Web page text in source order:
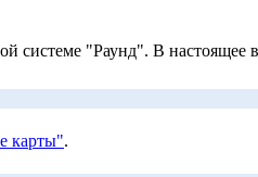
системе "Раунд". В настоящее
карты".